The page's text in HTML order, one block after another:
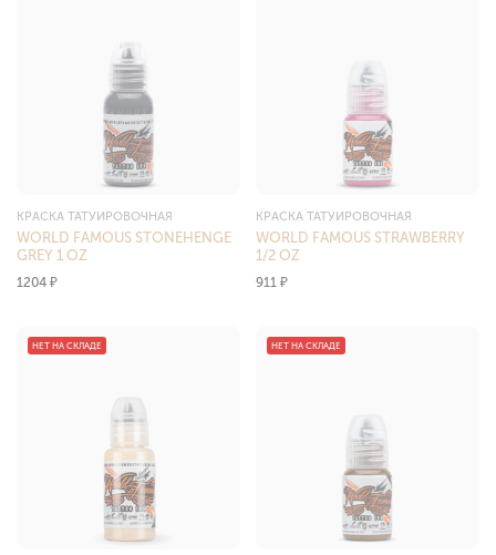
КРАСКА ТАТУИРОВОЧНАЯ
WORLD FAMOUS STONEHENGE
GREY 1 OZ
1204 ₽
КРАСКА ТАТУИРОВОЧНАЯ
WORLD FAMOUS STRAWBERRY
1/2 OZ
911 ₽
НЕТ НА СКЛАДЕ НЕТ НА СКЛАДЕ